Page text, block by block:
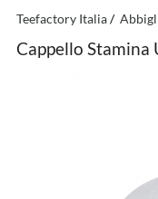
Teefactory Italia
Cappello Stamina